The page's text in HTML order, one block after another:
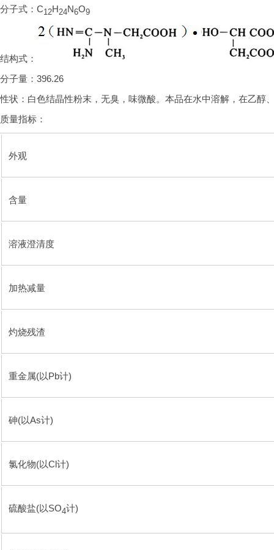
分子式：C12H24N6O9
结构式：
分子量：396.26
性状：白色结晶性粉末，无臭，味微酸。本品在水中溶解，在乙醇
质量指标：
外观
含量
溶液澄清度
加热减量
灼烧残渣
重金属(以Pb计)
砷(以As计)
氯化物(以Cl计)
硫酸盐(以SO4计)